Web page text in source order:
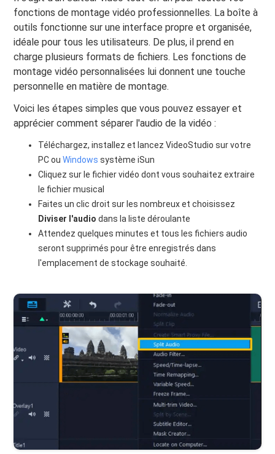
fonctions de montage vidéo professionnelles. La boîte à
outils fonctionne sur une interface propre et organisée,
idéale pour tous les utilisateurs. De plus, il prend en
charge plusieurs formats de fichiers. Les fonctions de
montage vidéo personnalisées lui donnent une touche
personnelle en matière de montage.
Voici les étapes simples que vous pouvez essayer et
apprécier comment séparer l'audio de la vidéo :
Téléchargez, installez et lancez VideoStudio sur votre
PC ouWindows système iSun
Cliquez sur le fichier vidéo dont vous souhaitez extraire
le fichier musical
Faites un clic droit sur les nombreux et choisissez
Diviser l'audiodans la liste déroulante
Attendez quelques minutes et tous les fichiers audio
seront supprimés pour être enregistrés dans
l'emplacement de stockage souhaité.